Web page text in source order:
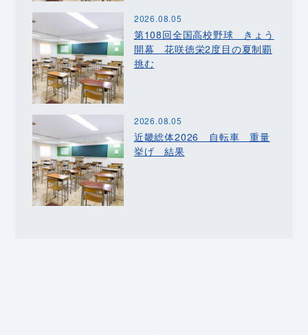
2026.08.05
第108回全国高校野球 きょう
開幕 花咲徳栄2度目の夏制覇
挑む
2026.08.05
近畿総体2026 自転車 重量
挙げ 結果